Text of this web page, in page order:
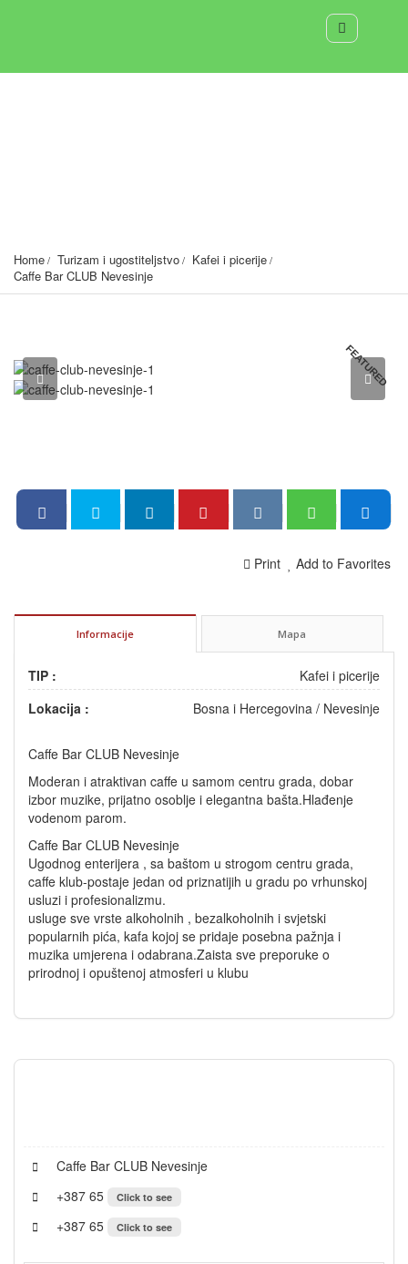
Home Turizam i ugostiteljstvo
Kafei i picerije
Caffe Bar CLUB Nevesinje
FEATURED
Add to Favorites
Print
Informacije Mapa
TIP :
Kafei i picerije
Lokacija :
Bosna i Hercegovina / Nevesinje
Caffe Bar CLUB Nevesinje
Moderan i atraktivan caffe u samom centru grada, dobar
izbor muzike, prijatno osoblje i elegantna bašta.Hlađenje
vodenom parom.
Caffe Bar CLUB Nevesinje
Ugodnog enterijera , sa baštom u strogom centru grada,
caffe klub-postaje jedan od priznatijih u gradu po vrhunskoj
usluzi i profesionalizmu.
usluge sve vrste alkoholnih , bezalkoholnih i svjetski
popularnih pića, kafa kojoj se pridaje posebna pažnja i
muzika umjerena i odabrana.Zaista sve preporuke o
prirodnoj i opuštenoj atmosferi u klubu
Caffe Bar CLUB Nevesinje
+387 65
Click to see
+387 65 Click to see